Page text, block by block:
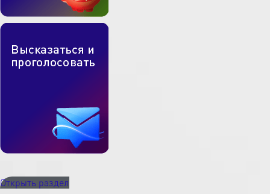
Открыть раздел